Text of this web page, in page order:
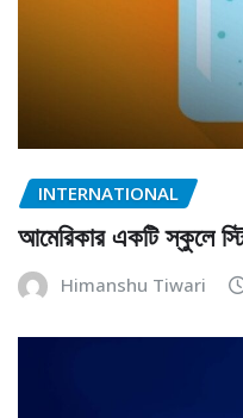
INTERNATIONAL
আমেরিকার একটি স্কুলে
Himanshu Tiwari